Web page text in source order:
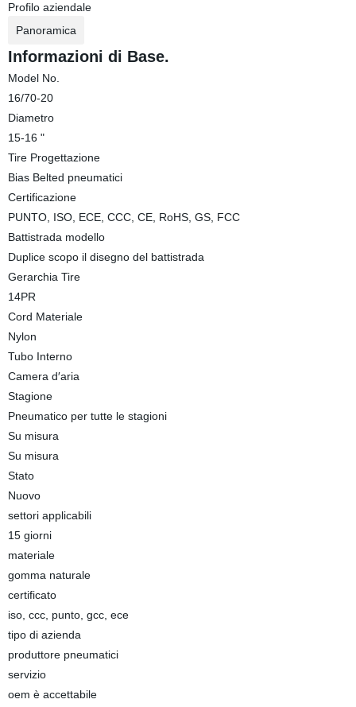
Profilo aziendale
Panoramica
Informazioni di Base.
Model No.
16/70-20
Diametro
15-16 "
Tire Progettazione
Bias Belted pneumatici
Certificazione
PUNTO, ISO, ECE, CCC, CE, RoHS, GS, FCC
Battistrada modello
Duplice scopo il disegno del battistrada
Gerarchia Tire
14PR
Cord Materiale
Nylon
Tubo Interno
Camera d′aria
Stagione
Pneumatico per tutte le stagioni
Su misura
Su misura
Stato
Nuovo
settori applicabili
15 giorni
materiale
gomma naturale
certificato
iso, ccc, punto, gcc, ece
tipo di azienda
produttore pneumatici
servizio
oem è accettabile